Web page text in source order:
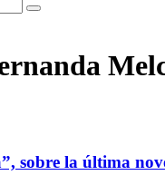
sobre la última